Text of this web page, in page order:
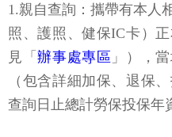
1.親自查詢：攜帶有本人
照、護照、健保IC卡）
見「辦事處專區 」），
（包含詳細加保、退保
查詢日止總計勞保投保年